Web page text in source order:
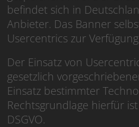
befindet sich in
Anbieter. Das Banner
Usercentrics zur
Der Einsatz von
gesetzlich
Einsatz bestimmter
Rechtsgrundlage hierfür
DSGVO.